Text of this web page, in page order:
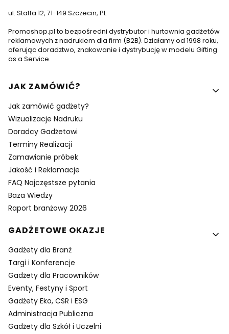
ul. Staffa 12, 71-149 Szczecin, PL
Promoshop.pl to bezpośredni dystrybutor i hurtownia gadżetów
reklamowych z nadrukiem dla firm (B2B). Działamy od 1998 roku,
oferując doradztwo, znakowanie i dystrybucję w modelu Gifting
as a Service.
Linki w stopce
JAK ZAMÓWIĆ?
Jak zamówić gadżety?
Wizualizacje Nadruku
Doradcy Gadżetowi
Terminy Realizacji
Zamawianie próbek
Jakość i Reklamacje
FAQ Najczęstsze pytania
Baza Wiedzy
Raport branżowy 2026
GADŻETOWE OKAZJE
Gadżety dla Branż
Targi i Konferencje
Gadżety dla Pracowników
Eventy, Festyny i Sport
Gadżety Eko, CSR i ESG
Administracja Publiczna
Gadżety dla Szkół i Uczelni